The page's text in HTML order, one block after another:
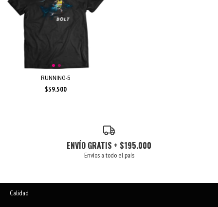
RUNNING-5
$39.500
ENVÍO GRATIS + $195.000
Envíos a todo el país
Calidad